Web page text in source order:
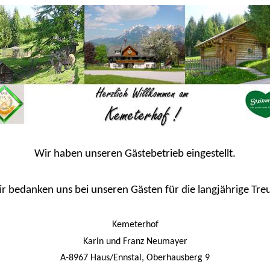
Wir haben unseren Gästebetrieb eingestellt.
bedanken uns bei unseren Gästen für die langjährige
Kemeterhof
Karin und Franz Neumayer
A-8967 Haus/Ennstal, Oberhausberg 9